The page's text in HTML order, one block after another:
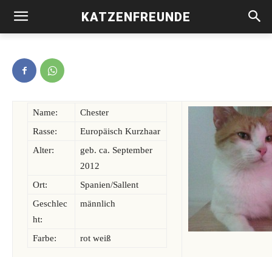
KATZENFREUNDE
Chester -vermittelt-
Name:
Chester
Rasse:
Europäisch Kurzhaar
Alter:
geb. ca. September
2012
Ort:
Spanien/Sallent
Geschlec
ht:
männlich
Farbe: rot weiß